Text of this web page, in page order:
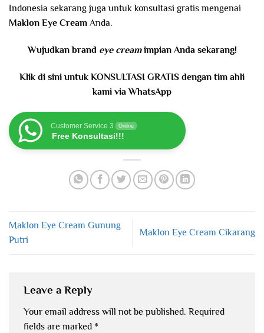
Indonesia sekarang juga untuk konsultasi gratis mengenai
Maklon Eye Cream Anda.
Wujudkan brand eye creamimpian Anda sekarang!
Klik di sini untuk KONSULTASI GRATIS dengan tim ahli
kami via WhatsApp
Customer Service 3 Online
Free Konsultasi!!!
Maklon Eye Cream Gunung
Putri
Maklon Eye Cream Cikarang
Leave a Reply
Your email address will not be published. Required
fields are marked *